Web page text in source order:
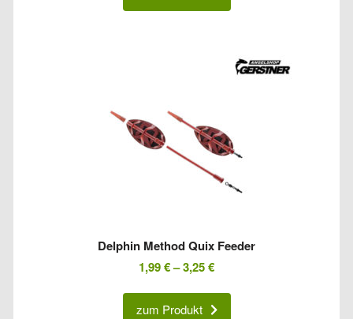
Delphin Method Quix Feeder
1,99€–3,25€
zum Produkt